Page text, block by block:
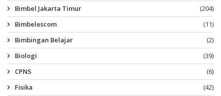
Bimbel Jakarta Timur
(204)
Bimbelescom
(11)
Bimbingan Belajar
(2)
Biologi
(39)
CPNS
(6)
Fisika
(42)